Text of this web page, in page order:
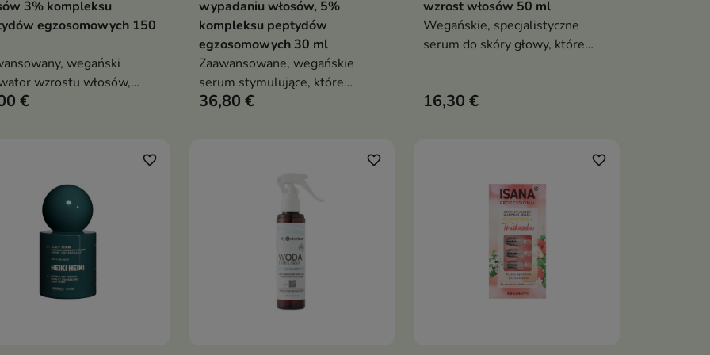
3% kompleksu
egzosomowych 150
wegański
wzrostu włosów,
pobudza mieszki włosowe,
androgenowym
€
wypadaniu włosów, 5%
kompleksu peptydów
egzosomowych 30 ml
Zaawansowane, wegańskie
serum stymulujące, które
ogranicza wypadanie włosów,
36,80 €
wzrost włosów 50 ml
Wegańskie, specjalistyczne
serum do skóry głowy, które
gęstość włosów, jednocześnie
16,30 €
favorite_border favorite_border favorite_border